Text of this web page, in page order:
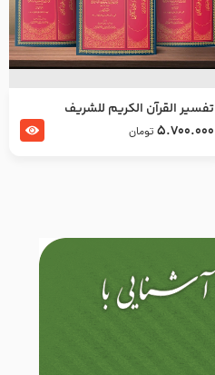
تفسير القرآن الكريم للشريف
المرتضي قدس سرّه
5.700.000 تومان